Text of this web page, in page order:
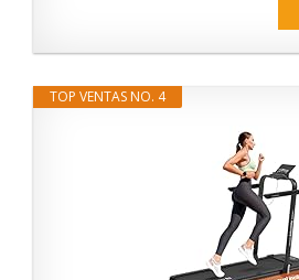
TOP VENTAS NO. 4